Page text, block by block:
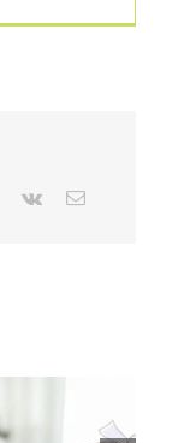
Pinterest
Vk Email